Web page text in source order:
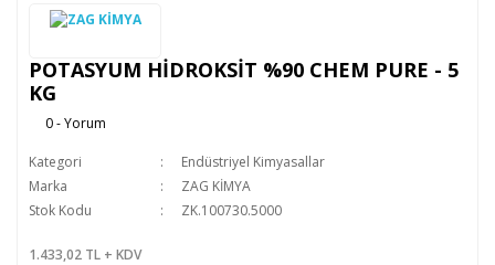
POTASYUM HİDROKSİT %90 CHEM PURE - 5
KG
0 - Yorum
Kategori
Endüstriyel Kimyasallar
Marka
ZAG KİMYA
Stok Kodu
ZK.100730.5000
1.433,02 TL + KDV